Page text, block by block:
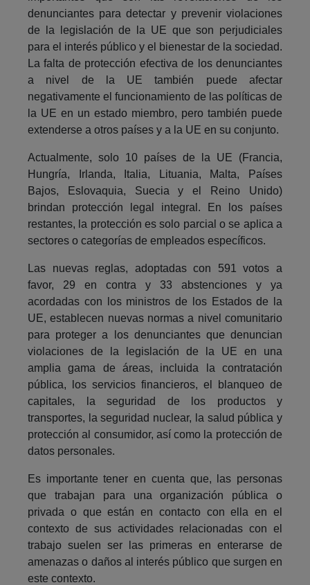
denunciantes para detectar y prevenir violaciones
de la legislación de la UE que son perjudiciales
para el interés público y el bienestar de la sociedad.
La falta de protección efectiva de los denunciantes
a nivel de la UE también puede afectar
negativamente el funcionamiento de las políticas de
la UE en un estado miembro, pero también puede
extenderse a otros países y a la UE en su conjunto.
Actualmente, solo 10 países de la UE (Francia,
Hungría, Irlanda, Italia, Lituania, Malta, Países
Bajos, Eslovaquia, Suecia y el Reino Unido)
brindan protección legal integral. En los países
restantes, la protección es solo parcial o se aplica a
sectores o categorías de empleados específicos.
Las nuevas reglas, adoptadas con 591 votos a
favor, 29 en contra y 33 abstenciones y ya
acordadas con los ministros de los Estados de la
UE, establecen nuevas normas a nivel comunitario
para proteger a los denunciantes que denuncian
violaciones de la legislación de la UE en una
amplia gama de áreas, incluida la contratación
pública, los servicios financieros, el blanqueo de
capitales, la seguridad de los productos y
transportes, la seguridad nuclear, la salud pública y
protección al consumidor, así como la protección de
datos personales.
Es importante tener en cuenta que, las personas
que trabajan para una organización pública o
privada o que están en contacto con ella en el
contexto de sus actividades relacionadas con el
trabajo suelen ser las primeras en enterarse de
amenazas o daños al interés público que surgen en
este contexto.